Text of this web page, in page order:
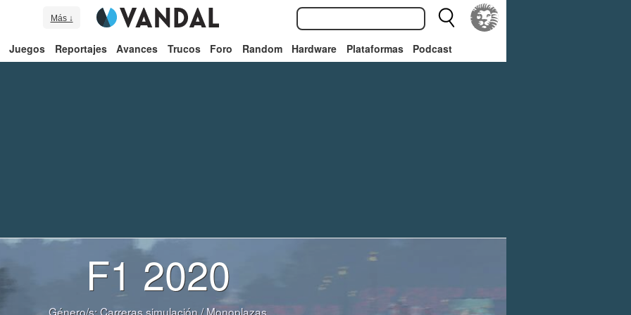
Más ↓
Juegos Reportajes Avances Trucos Foro Random Hardware Plataformas Podcast
F1 2020
Género/s:Carreras simulación/Monoplazas